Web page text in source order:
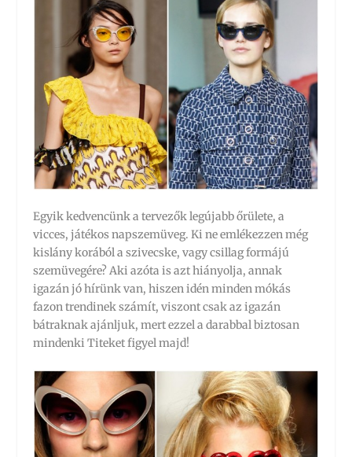
Egyik kedvencünk a tervezők legújabb őrülete, a
vicces, játékos napszemüveg. Ki ne emlékezzen még
kislány korából a szivecske, vagy csillag formájú
szemüvegére? Aki azóta is azt hiányolja, annak
igazán jó hírünk van, hiszen idén minden mókás
fazon trendinek számít, viszont csak az igazán
bátraknak ajánljuk, mert ezzel a darabbal biztosan
mindenki Titeket figyel majd!